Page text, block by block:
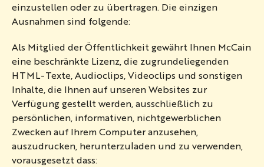
einzustellen oder zu übertragen. Die einzigen
Ausnahmen sind folgende:
Als Mitglied der Öffentlichkeit gewährt Ihnen McCain
eine beschränkte Lizenz, die zugrundeliegenden
HTML-Texte, Audioclips, Videoclips und sonstigen
Inhalte, die Ihnen auf unseren Websites zur
Verfügung gestellt werden, ausschließlich zu
persönlichen, informativen, nichtgewerblichen
Zwecken auf Ihrem Computer anzusehen,
auszudrucken, herunterzuladen und zu verwenden,
vorausgesetzt dass: